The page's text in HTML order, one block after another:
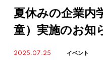
夏休みの企業内
童）実施のお知
2025.07.25 イベント